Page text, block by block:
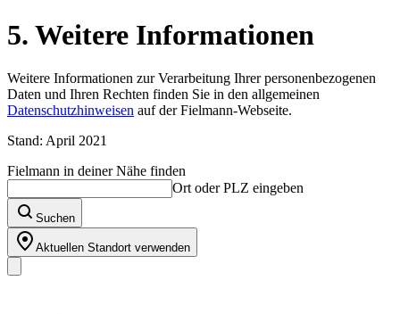
5. Weitere Informationen
Weitere Informationen zur Verarbeitung Ihrer personenbezogenen
Daten und Ihren Rechten finden Sie in den allgemeinen
Datenschutzhinweisen auf der Fielmann-Webseite.
Stand: April 2021
Fielmann in deiner Nähe finden
Ort oder PLZ eingeben
Suchen
Aktuellen Standort verwenden